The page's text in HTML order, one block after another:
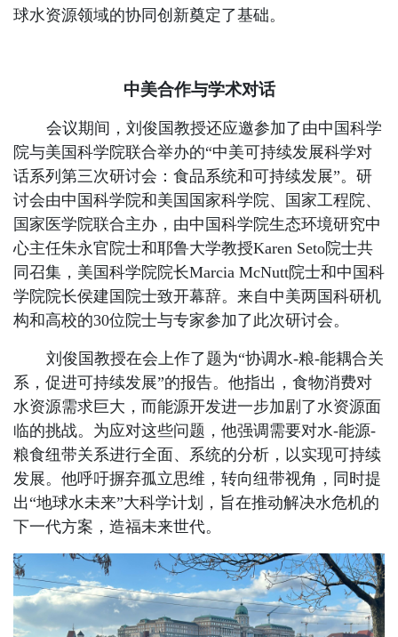
球水资源领域的协同创新奠定了基础。
中美合作与学术对话
会议期间，刘俊国教授还应邀参加了由中国科学
院与美国科学院联合举办的“中美可持续发展科学对
话系列第三次研讨会：食品系统和可持续发展”。研
讨会由中国科学院和美国国家科学院、国家工程院、
国家医学院联合主办，由中国科学院生态环境研究中
心主任朱永官院士和耶鲁大学教授Karen Seto院士共
同召集，美国科学院院长Marcia McNutt院士和中国科
学院院长侯建国院士致开幕辞。来自中美两国科研机
构和高校的30位院士与专家参加了此次研讨会。
刘俊国教授在会上作了题为“协调水-粮-能耦合关
系，促进可持续发展”的报告。他指出，食物消费对
水资源需求巨大，而能源开发进一步加剧了水资源面
临的挑战。为应对这些问题，他强调需要对水-能源-
粮食纽带关系进行全面、系统的分析，以实现可持续
发展。他呼吁摒弃孤立思维，转向纽带视角，同时提
出“地球水未来”大科学计划，旨在推动解决水危机的
下一代方案，造福未来世代。